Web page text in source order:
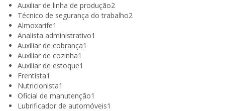
Auxiliar de linha de produção2
Técnico de segurança do trabalho2
Almoxarife1
Analista administrativo1
Auxiliar de cobrança1
Auxiliar de cozinha1
Auxiliar de estoque1
Frentista1
Nutricionista1
Oficial de manutenção1
Lubrificador de automóveis1